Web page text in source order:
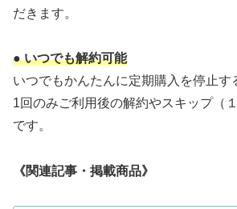
だきます。
● いつでも解約可能
いつでもかんたんに定期購入を停止す
1回のみご利用後の解約やスキップ（
です。
《関連記事・掲載商品》